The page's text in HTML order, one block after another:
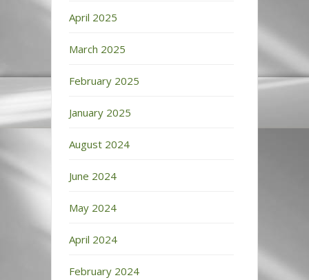
April 2025
March 2025
February 2025
January 2025
August 2024
June 2024
May 2024
April 2024
February 2024